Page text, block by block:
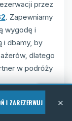
przez
. Zapewniamy
wygodę i
i dbamy, by
dlatego
w podróży
I ZAREZERWUJ ×